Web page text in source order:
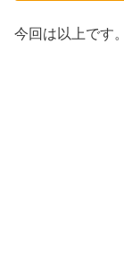
今回は以上です。